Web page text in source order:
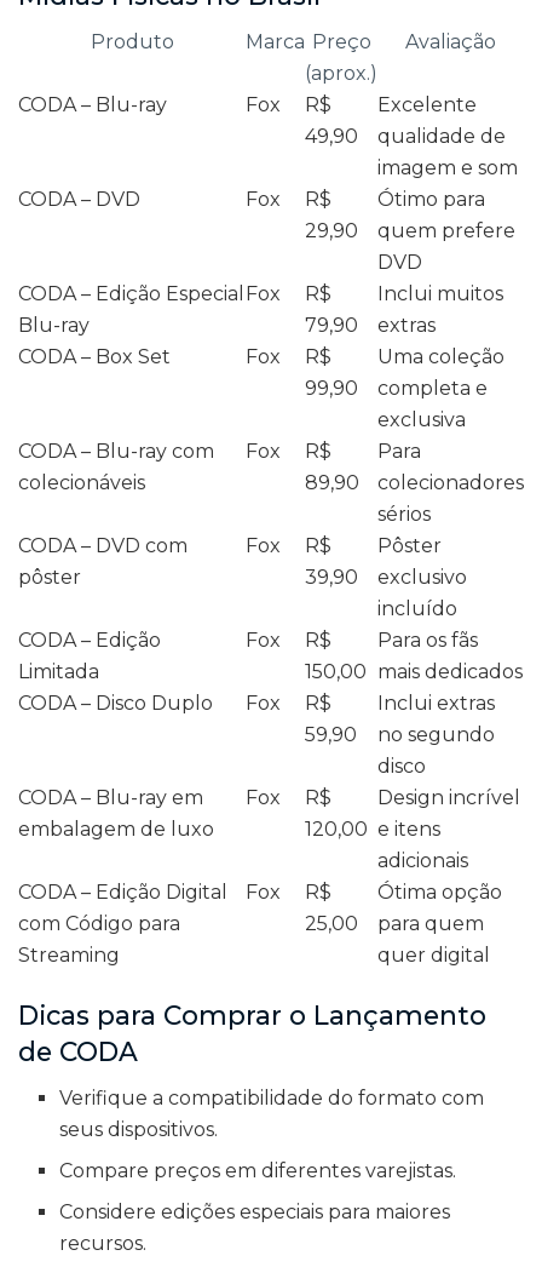
Produto Marca Preço
(aprox.)
Avaliação
CODA – Blu-ray Fox
R$
49,90
Excelente
qualidade de
imagem e som
CODA – DVD
Fox
R$
29,90
Ótimo para
quem prefere
DVD
CODA – Edição Especial
Blu-ray
Fox
R$
79,90
Inclui muitos
extras
CODA – Box Set
Fox
R$
99,90
Uma coleção
completa e
exclusiva
CODA – Blu-ray com
colecionáveis
Fox
R$
89,90
Para
colecionadores
sérios
CODA – DVD com
pôster
Fox
R$
39,90
Pôster
exclusivo
incluído
CODA – Edição
Limitada
Fox
R$
150,00
Para os fãs
mais dedicados
CODA – Disco Duplo
Fox
R$
59,90
Inclui extras
no segundo
disco
CODA – Blu-ray em
embalagem de luxo
Fox
R$
120,00
Design incrível
e itens
adicionais
CODA – Edição Digital
com Código para
Streaming
Fox
R$
25,00
Ótima opção
para quem
quer digital
Dicas para Comprar o Lançamento
de CODA
Verifique a compatibilidade do formato com
seus dispositivos.
Compare preços em diferentes varejistas.
Considere edições especiais para maiores
recursos.